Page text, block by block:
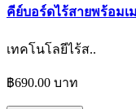
คีย์บอร์ดไร้สายพร้อมเ
เทคโนโลยีไร้ส..
฿690.00 บาท